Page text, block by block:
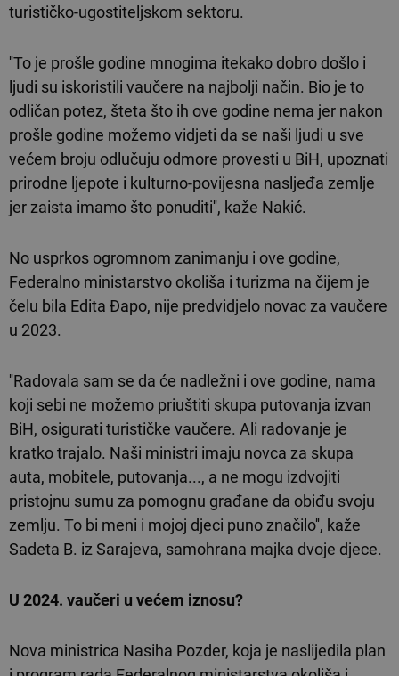
turističko-ugostiteljskom sektoru.
''To je prošle godine mnogima itekako dobro došlo i
ljudi su iskoristili vaučere na najbolji način. Bio je to
odličan potez, šteta što ih ove godine nema jer nakon
prošle godine možemo vidjeti da se naši ljudi u sve
većem broju odlučuju odmore provesti u BiH, upoznati
prirodne ljepote i kulturno-povijesna nasljeđa zemlje
jer zaista imamo što ponuditi'', kaže Nakić.
No usprkos ogromnom zanimanju i ove godine,
Federalno ministarstvo okoliša i turizma na čijem je
čelu bila Edita Đapo, nije predvidjelo novac za vaučere
u 2023.
''Radovala sam se da će nadležni i ove godine, nama
koji sebi ne možemo priuštiti skupa putovanja izvan
BiH, osigurati turističke vaučere. Ali radovanje je
kratko trajalo. Naši ministri imaju novca za skupa
auta, mobitele, putovanja..., a ne mogu izdvojiti
pristojnu sumu za pomognu građane da obiđu svoju
zemlju. To bi meni i mojoj djeci puno značilo'', kaže
Sadeta B. iz Sarajeva, samohrana majka dvoje djece.
U 2024. vaučeri u većem iznosu?
Nova ministrica Nasiha Pozder, koja je naslijedila plan